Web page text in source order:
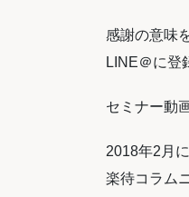
感謝の意味
LINE＠に登
セミナー動
2018年2月に
楽待コラム